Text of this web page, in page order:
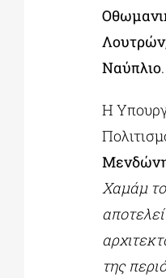
Ναύπλιο.
Η
Χαμάμ
της